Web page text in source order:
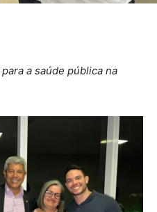
a saúde pública na